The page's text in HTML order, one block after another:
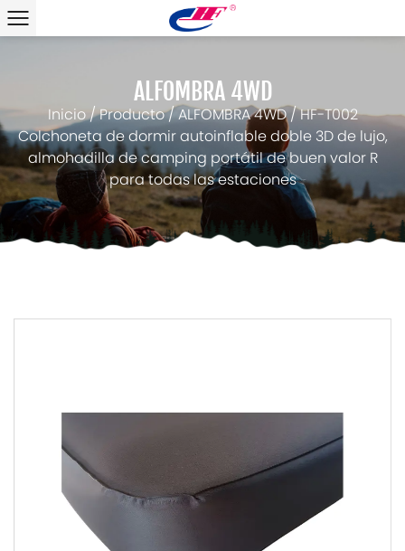
ALFOMBRA 4WD
Inicio/Producto/ALFOMBRA 4WD/HF-T002
Colchoneta de dormir autoinflable doble 3D de lujo,
almohadilla de camping portátil de buen valor R
para todas las estaciones